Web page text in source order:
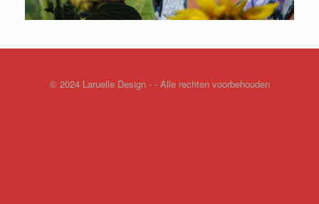
© 2024 Laruelle Design - - Alle rechten voorbehouden